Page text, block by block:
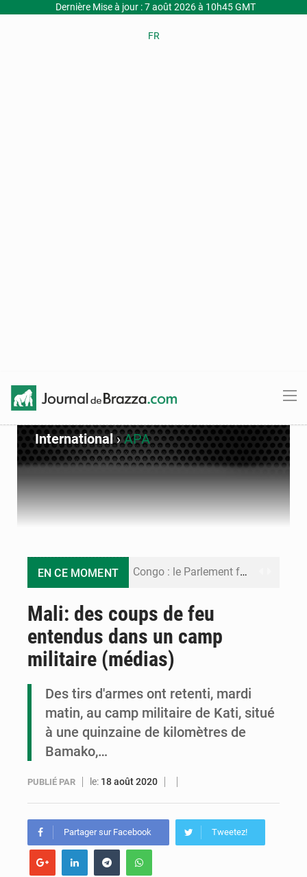
Dernière Mise à jour : 7 août 2026 à 10h45 GMT
FR
International›APA
EN CE MOMENT Congo : le Parlement formule 28 recommandations sur le Cadre budgétaire 2027-2029
Le Congo se dote d’un programme national pour valoriser les produits forestiers non ligneux
Mali: des coups de feu
entendus dans un camp
militaire (médias)
Des tirs d'armes ont retenti, mardi
matin, au camp militaire de Kati, situé
à une quinzaine de kilomètres de
Bamako,…
PUBLIÉ PAR le: 18 août 2020
Partager sur Facebook Tweetez!